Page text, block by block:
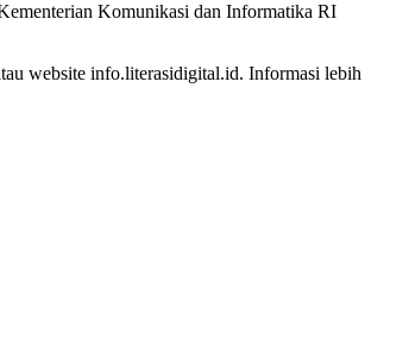
Komunikasi dan Informatika RI
website info.literasidigital.id. Informasi lebih